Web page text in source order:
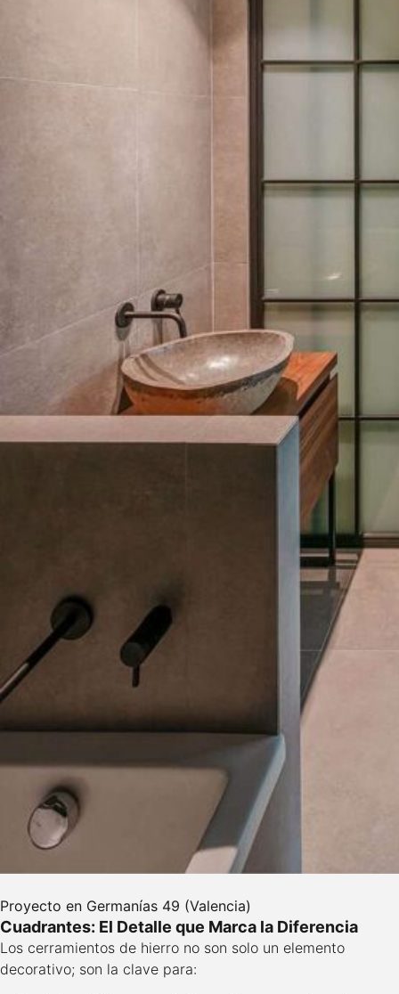
Proyecto en Germanías 49 (Valencia)
Cuadrantes: El Detalle que Marca la Diferencia
Los cerramientos de hierro no son solo un elemento
decorativo; son la clave para: